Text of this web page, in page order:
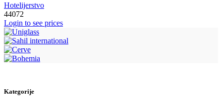
Hotelijerstvo
44072
Login to see prices
Kategorije